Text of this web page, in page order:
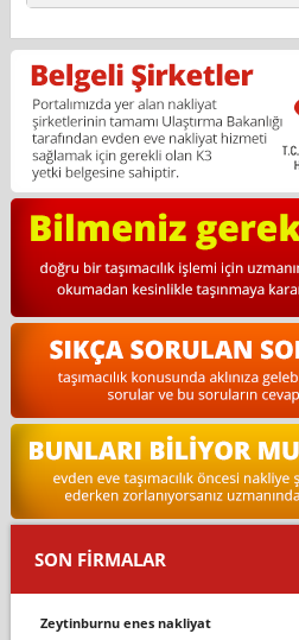
SON FİRMALAR
zeytinburnu enes nakliyat